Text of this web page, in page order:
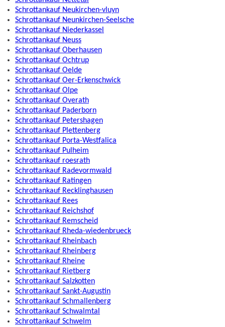
Schrottankauf Neukirchen-vluyn
Schrottankauf Neunkirchen-Seelsche
Schrottankauf Niederkassel
Schrottankauf Neuss
Schrottankauf Oberhausen
Schrottankauf Ochtrup
Schrottankauf Oelde
Schrottankauf Oer-Erkenschwick
Schrottankauf Olpe
Schrottankauf Overath
Schrottankauf Paderborn
Schrottankauf Petershagen
Schrottankauf Plettenberg
Schrottankauf Porta-Westfalica
Schrottankauf Pulheim
Schrottankauf roesrath
Schrottankauf Radevormwald
Schrottankauf Ratingen
Schrottankauf Recklinghausen
Schrottankauf Rees
Schrottankauf Reichshof
Schrottankauf Remscheid
Schrottankauf Rheda-wiedenbrueck
Schrottankauf Rheinbach
Schrottankauf Rheinberg
Schrottankauf Rheine
Schrottankauf Rietberg
Schrottankauf Salzkotten
Schrottankauf Sankt-Augustin
Schrottankauf Schmallenberg
Schrottankauf Schwalmtal
Schrottankauf Schwelm